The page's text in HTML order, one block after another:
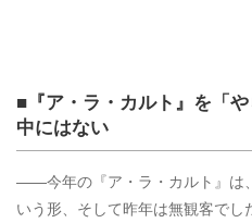
■『ア・ラ・カルト』を「
中にはない
――今年の『ア・ラ・カルト』は
いう形、そして昨年は無観客で